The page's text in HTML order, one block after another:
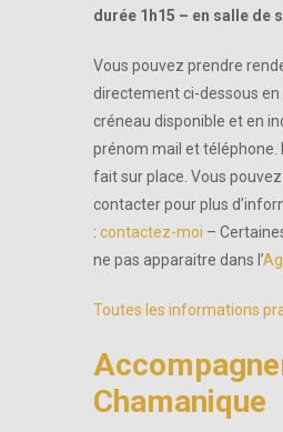
durée 1h15 – en salle de
Vous pouvez prendre
directement ci-dessous en
créneau disponible et en
prénom mail et téléphone.
fait sur place. Vous
contacter pour plus
: contactez-moi –
ne pas apparaitre dans l’
Toutes les informations
Chamanique